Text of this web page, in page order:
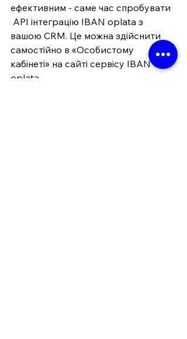
ефективним - саме час спробувати
API інтеграцію IBAN oplata з
вашою CRM. Це можна здійснити
самостійно в «Особистому
кабінеті» на сайті сервісу IBAN
oplata.